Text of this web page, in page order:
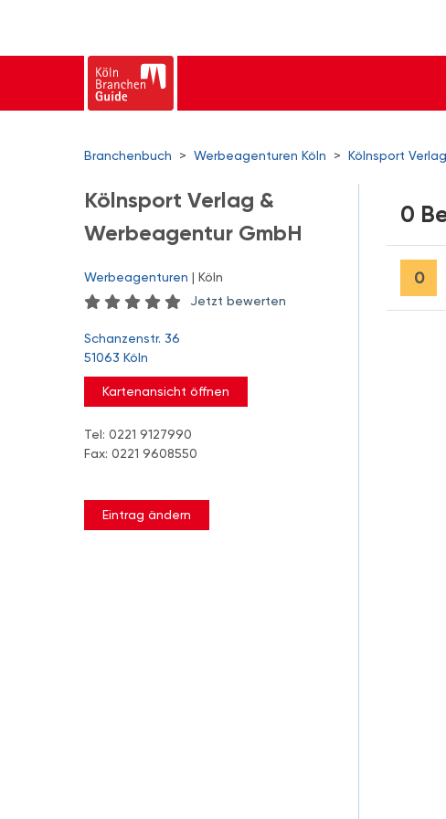
Branchenbuch > Werbeagenturen Köln > Kölnsport
Kölnsport Verlag &
Werbeagentur GmbH
Werbeagenturen | Köln
Jetzt bewerten
Schanzenstr. 36
51063 Köln
Kartenansicht öffnen
Tel: 0221 9127990
Fax: 0221 9608550
Eintrag ändern
0
0